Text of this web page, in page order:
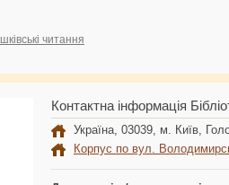
читання
Контактна інформація
Україна, 03039, м. Київ,
Корпус по вул.